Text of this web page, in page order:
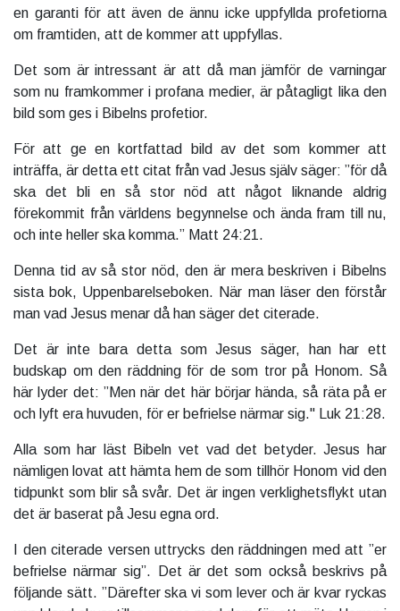
en garanti för att även de ännu icke uppfyllda profetiorna
om framtiden, att de kommer att uppfyllas.
Det som är intressant är att då man jämför de varningar
som nu framkommer i profana medier, är påtagligt lika den
bild som ges i Bibelns profetior.
För att ge en kortfattad bild av det som kommer att
inträffa, är detta ett citat från vad Jesus själv säger: ”för då
ska det bli en så stor nöd att något liknande aldrig
förekommit från världens begynnelse och ända fram till nu,
och inte heller ska komma.” Matt 24:21.
Denna tid av så stor nöd, den är mera beskriven i Bibelns
sista bok, Uppenbarelseboken. När man läser den förstår
man vad Jesus menar då han säger det citerade.
Det är inte bara detta som Jesus säger, han har ett
budskap om den räddning för de som tror på Honom. Så
här lyder det: ”Men när det här börjar hända, så räta på er
och lyft era huvuden, för er befrielse närmar sig." Luk 21:28.
Alla som har läst Bibeln vet vad det betyder. Jesus har
nämligen lovat att hämta hem de som tillhör Honom vid den
tidpunkt som blir så svår. Det är ingen verklighetsflykt utan
det är baserat på Jesu egna ord.
I den citerade versen uttrycks den räddningen med att ”er
befrielse närmar sig”. Det är det som också beskrivs på
följande sätt. ”Därefter ska vi som lever och är kvar ryckas